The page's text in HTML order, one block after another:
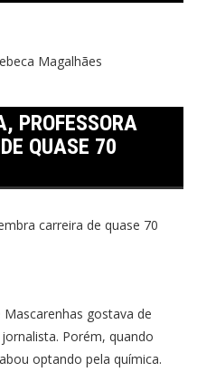
Magalhães
PROFESSORA
QUASE 70
gostava de
Porém, quando
optando pela química.